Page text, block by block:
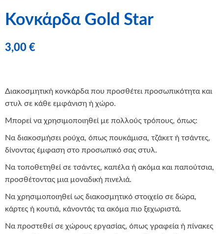
Κονκάρδα Gold Star
3,00 €
Διακοσμητική κονκάρδα που προσθέτει προσωπικότητα και
στυλ σε κάθε εμφάνιση ή χώρο.
Μπορεί να χρησιμοποιηθεί με πολλούς τρόπους, όπως:
Να διακοσμήσει ρούχα, όπως πουκάμισα, τζάκετ ή τσάντες,
δίνοντας έμφαση στο προσωπικό σας στυλ.
Να τοποθετηθεί σε τσάντες, καπέλα ή ακόμα και παπούτσια,
προσθέτοντας μια μοναδική πινελιά.
Να χρησιμοποιηθεί ως διακοσμητικό στοιχείο σε δώρα,
κάρτες ή κουτιά, κάνοντάς τα ακόμα πιο ξεχωριστά.
Να προστεθεί σε χώρους εργασίας, όπως γραφεία ή πίνακες